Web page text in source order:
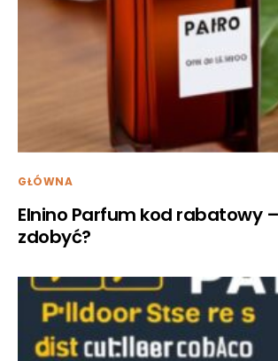
GŁÓWNA
Elnino Parfum kod rabatowy
zdobyć?